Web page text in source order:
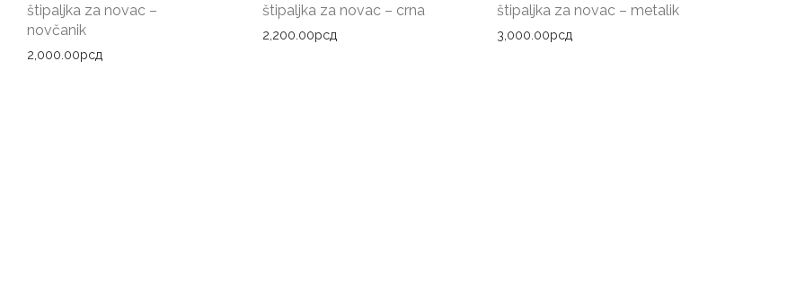
štipaljka za novac –
novčanik
2,000.00рсд
štipaljka za novac – crna
2,200.00рсд
štipaljka za novac – metalik
3,000.00рсд